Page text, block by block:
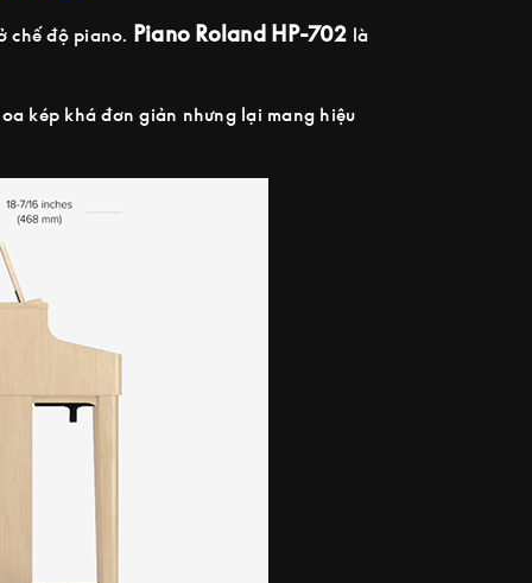
chế độ piano. Piano Roland HP-702 là
kép khá đơn giản nhưng lại mang hiệu